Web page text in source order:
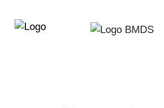
directly